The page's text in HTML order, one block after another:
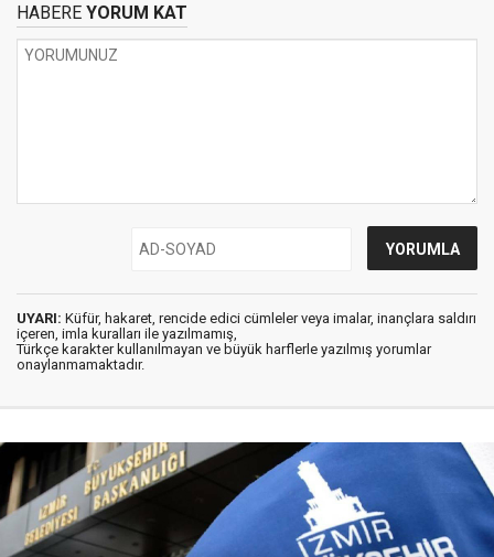
HABERE YORUM KAT
UYARI: Küfür, hakaret, rencide edici cümleler veya imalar, inançlara saldırı
içeren, imla kuralları ile yazılmamış,
Türkçe karakter kullanılmayan ve büyük harflerle yazılmış yorumlar
onaylanmamaktadır.